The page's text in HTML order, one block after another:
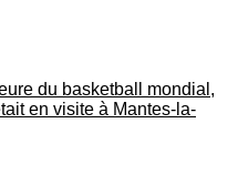
du basketball mondial,
en visite à Mantes-la-